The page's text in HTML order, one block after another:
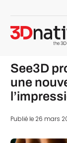
See3D
une
Publié le 26 mars